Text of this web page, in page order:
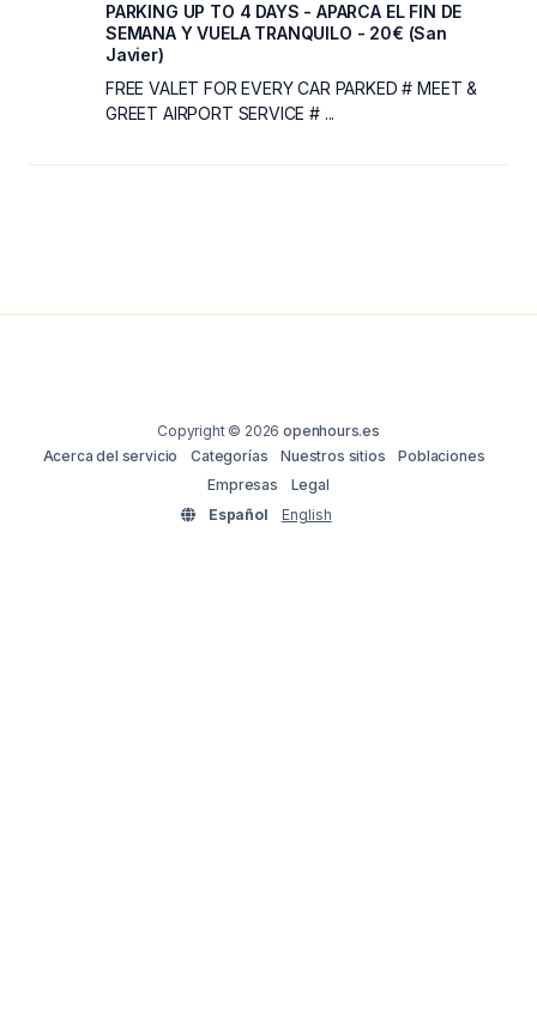
PARKING UP TO 4 DAYS - APARCA EL FIN DE
SEMANA Y VUELA TRANQUILO - 20€ (San
Javier)
FREE VALET FOR EVERY CAR PARKED # MEET &
GREET AIRPORT SERVICE # ...
Copyright © 2026openhours.es
Acerca del servicio
Categorías Nuestros sitios
Poblaciones
Empresas
Legal
Español
English